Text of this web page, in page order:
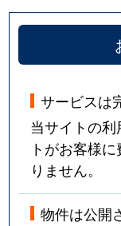
サービスは
当サイトの
トがお客様
りません。
物件は公開